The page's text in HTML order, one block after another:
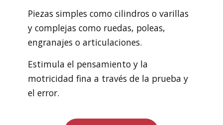
Piezas simples como cilindros o varillas
y complejas como ruedas, poleas,
engranajes o articulaciones.
Estimula el pensamiento y la
motricidad fina a través de la prueba y
el error.